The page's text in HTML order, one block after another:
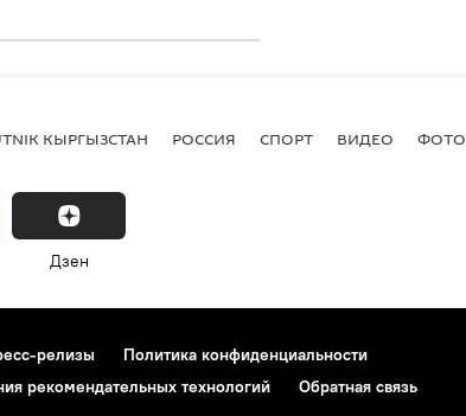
КЫРГЫЗСТАН РОССИЯ СПОРТ ВИДЕО ФОТО
Дзен
релизы
Политика конфиденциальности
рекомендательных технологий Обратная связь